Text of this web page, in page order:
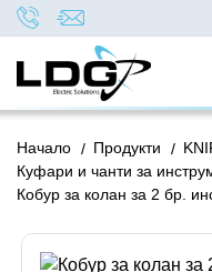
/
Начало /
Продукти
Куфари и чанти за
Кобур за колан за 2 бр.